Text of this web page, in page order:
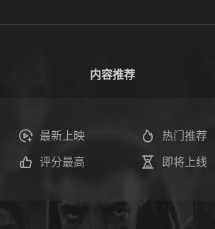
内容推荐
最新上映 热门推荐
评分最高 即将上线